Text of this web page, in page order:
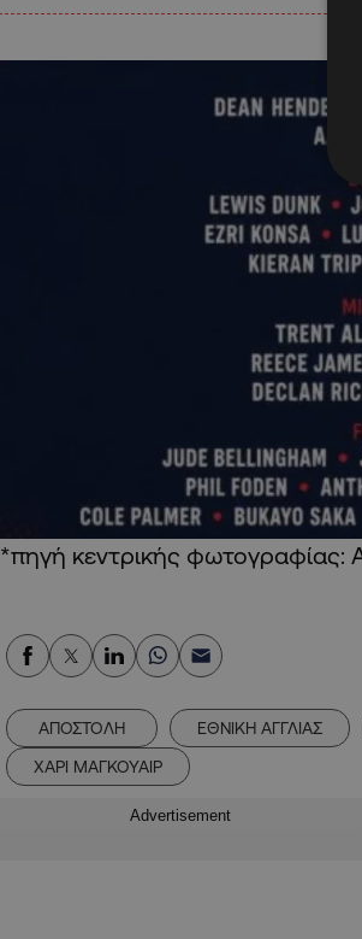
*πηγή κεντρικής φωτογραφίας:
ΑΠΟΣΤΟΛΗ ΕΘΝΙΚΗ ΑΓΓΛΙΑΣ
ΧΑΡΙ ΜΑΓΚΟΥΑΙΡ
Advertisement